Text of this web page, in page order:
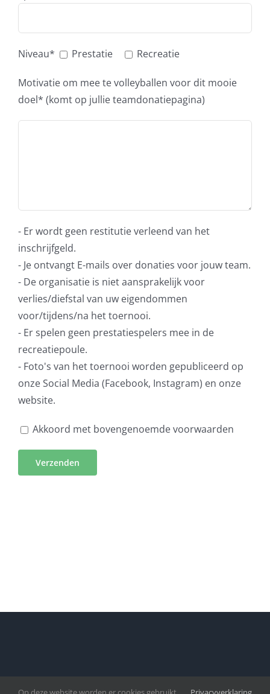
Niveau* Prestatie Recreatie
Motivatie om mee te volleyballen voor dit mooie
doel* (komt op jullie teamdonatiepagina)
- Er wordt geen restitutie verleend van het
inschrijfgeld.
- Je ontvangt E-mails over donaties voor jouw team.
- De organisatie is niet aansprakelijk voor
verlies/diefstal van uw eigendommen
voor/tijdens/na het toernooi.
- Er spelen geen prestatiespelers mee in de
recreatiepoule.
- Foto's van het toernooi worden gepubliceerd op
onze Social Media (Facebook, Instagram) en onze
website.
Akkoord met bovengenoemde voorwaarden